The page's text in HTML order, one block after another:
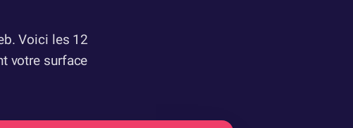
Voici les 12
votre surface